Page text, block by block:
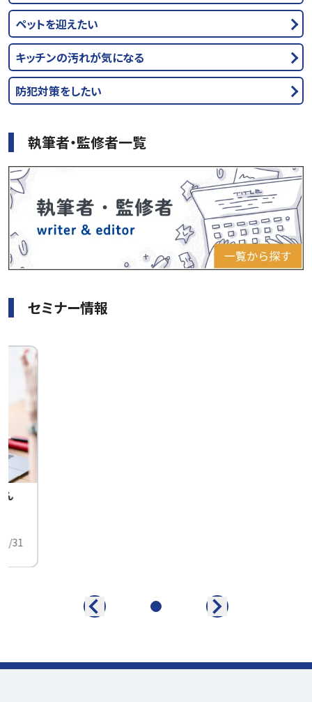
ペットを迎えたい
キッチンの汚れが気になる
防犯対策をしたい
執筆者・監修者一覧
セミナー情報
ん
31